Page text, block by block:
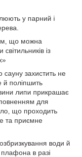
у парний і
що можна
із
сауну захистить не
й поліпшить
липи прикрашає
для
що проходить
та приємне
води й
плафона в разі